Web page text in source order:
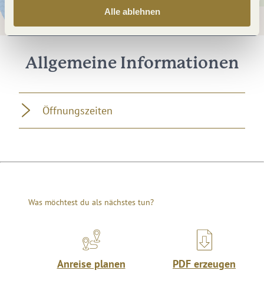
Alle ablehnen
Allgemeine Informationen
Öffnungszeiten
Was möchtest du als nächstes tun?
Anreise planen PDF erzeugen